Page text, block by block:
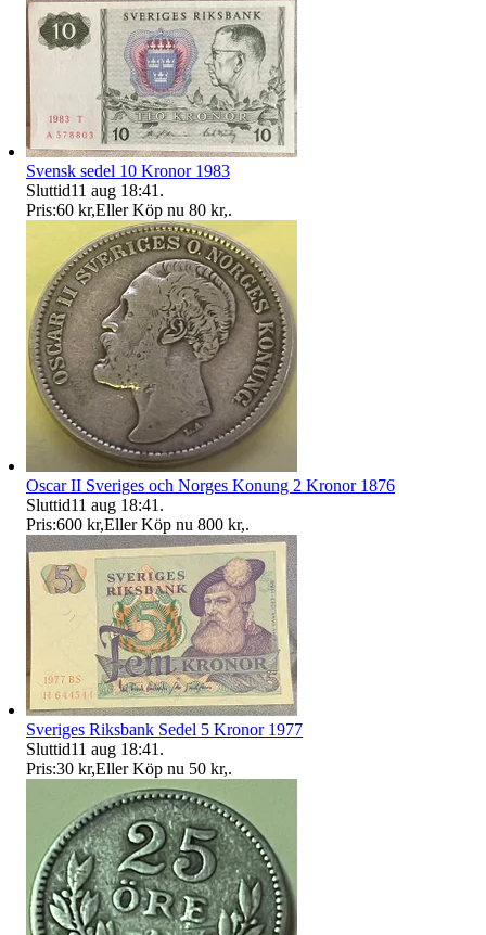
Svensk sedel 10 Kronor 1983
Sluttid11 aug 18:41 .
Pris:60 kr,Eller Köp nu 80 kr,.
Oscar II Sveriges och Norges Konung 2 Kronor 1876
Sluttid11 aug 18:41 .
Pris:600 kr,Eller Köp nu 800 kr,.
Sveriges Riksbank Sedel 5 Kronor 1977
Sluttid11 aug 18:41 .
Pris:30 kr,Eller Köp nu 50 kr,.